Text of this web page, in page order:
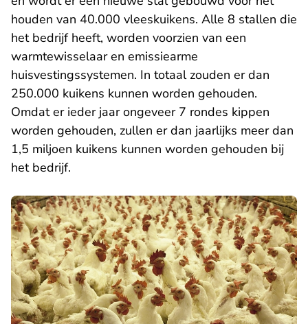
houden van 40.000 vleeskuikens. Alle 8 stallen die
het bedrijf heeft, worden voorzien van een
warmtewisselaar en emissiearme
huisvestingssystemen. In totaal zouden er dan
250.000 kuikens kunnen worden gehouden.
Omdat er ieder jaar ongeveer 7 rondes kippen
worden gehouden, zullen er dan jaarlijks meer dan
1,5 miljoen kuikens kunnen worden gehouden bij
het bedrijf.